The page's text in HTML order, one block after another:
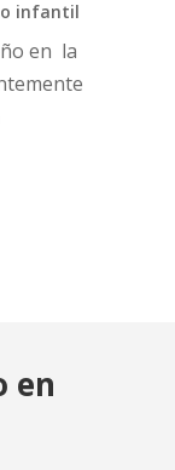
infantil
en la
en